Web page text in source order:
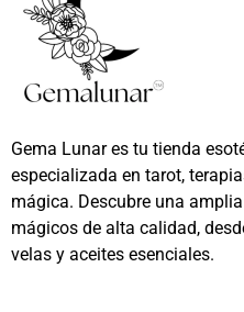
Gema Lunar es tu tienda
especializada en tarot,
mágica. Descubre una
mágicos de alta calidad,
velas y aceites esenciales.